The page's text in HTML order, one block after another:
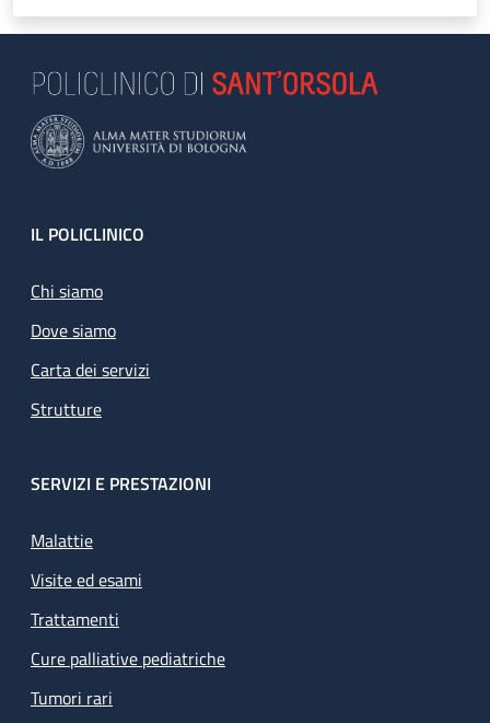
Footer
IL POLICLINICO
Chi siamo
Dove siamo
Carta dei servizi
Strutture
SERVIZI E PRESTAZIONI
Malattie
Visite ed esami
Trattamenti
Cure palliative pediatriche
Tumori rari